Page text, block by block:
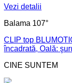
Vezi detalii
Balama 107°
CLIP top
încadrată, Oală:
CINE SUNTEM